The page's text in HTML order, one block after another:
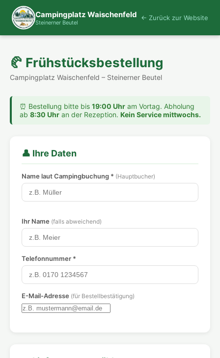
Campingplatz Waischenfeld
Steinerner Beutel
← Zurück zur Website
🥐 Frühstücksbestellung
Campingplatz Waischenfeld – Steinerner Beutel
⏰ Bestellung bitte bis 19:00 Uhr am Vortag. Abholung
ab 8:30 Uhr an der Rezeption. Kein Service mittwochs.
👤 Ihre Daten
Name laut Campingbuchung * (Hauptbucher)
Ihr Name (falls abweichend)
Telefonnummer *
E-Mail-Adresse (für Bestellbestätigung)